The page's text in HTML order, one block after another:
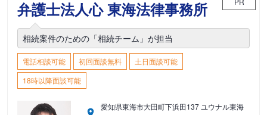
弁護士法人心 東海法律事務所
相続案件のための「相続チーム」が担当
電話相談可能 初回面談無料
土日面談可能
18時以降面談可能
愛知県東海市大田町下浜田137 ユウナル東海